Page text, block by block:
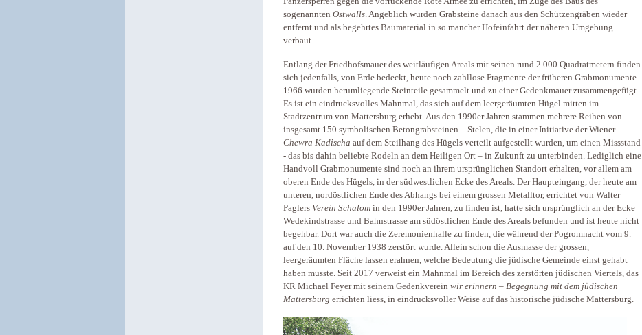
sogenannten Ostwalls. Angeblich wurden Grabsteine danach aus den Schützengräben wieder
entfernt und als begehrtes Baumaterial in so mancher Hofeinfahrt der näheren Umgebung
verbaut.
Entlang der Friedhofsmauer des weitläufigen Areals mit seinen rund 2.000 Quadratmetern finden
sich jedenfalls, von Erde bedeckt, heute noch zahllose Fragmente der früheren Grabmonumente.
1966 wurden herumliegende Steinteile gesammelt und zu einer Gedenkmauer zusammengefügt.
Es ist ein eindrucksvolles Mahnmal, das sich auf dem leergeräumten Hügel mitten im
Stadtzentrum von Mattersburg erhebt. Aus den 1990er Jahren stammen mehrere Reihen von
insgesamt 150 symbolischen Betongrabsteinen – Stelen, die in einer Initiative der Wiener
Chewra Kadischa auf dem Steilhang des Hügels verteilt aufgestellt wurden, um einen Missstand
- das bis dahin beliebte Rodeln an dem Heiligen Ort – in Zukunft zu unterbinden. Lediglich eine
Handvoll Grabmonumente sind noch an ihrem ursprünglichen Standort erhalten, vor allem am
oberen Ende des Hügels, in der südwestlichen Ecke des Areals. Der Haupteingang, der heute am
unteren, nordöstlichen Ende des Abhangs bei einem grossen Metalltor, errichtet von Walter
Paglers Verein Schalom in den 1990er Jahren, zu finden ist, hatte sich ursprünglich an der Ecke
Wedekindstrasse und Bahnstrasse am südöstlichen Ende des Areals befunden und ist heute nicht
begehbar. Dort war auch die Zeremonienhalle zu finden, die während der Pogromnacht vom 9.
auf den 10. November 1938 zerstört wurde. Allein schon die Ausmasse der grossen,
leergeräumten Fläche lassen erahnen, welche Bedeutung die jüdische Gemeinde einst gehabt
haben musste. Seit 2017 verweist ein Mahnmal im Bereich des zerstörten jüdischen Viertels, das
KR Michael Feyer mit seinem Gedenkverein wir erinnern – Begegnung mit dem jüdischen
Mattersburg errichten liess, in eindrucksvoller Weise auf das historische jüdische Mattersburg.